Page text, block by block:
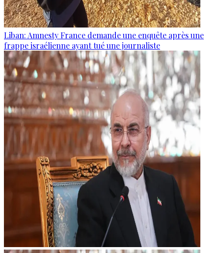
Liban: Amnesty France demande une enquête après une
frappe israélienne ayant tué une journaliste